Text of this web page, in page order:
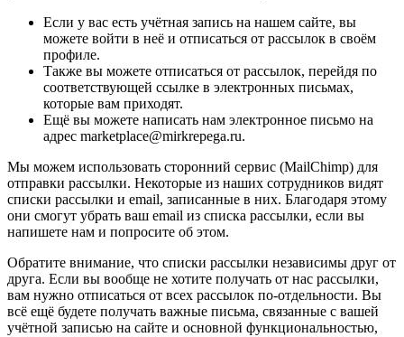
Если у вас есть учётная запись на нашем сайте, вы
можете войти в неё и отписаться от рассылок в своём
профиле.
Также вы можете отписаться от рассылок, перейдя по
соответствующей ссылке в электронных письмах,
которые вам приходят.
Ещё вы можете написать нам электронное письмо на
адрес marketplace@mirkrepega.ru.
Мы можем использовать сторонний сервис (MailChimp) для
отправки рассылки. Некоторые из наших сотрудников видят
списки рассылки и email, записанные в них. Благодаря этому
они смогут убрать ваш email из списка рассылки, если вы
напишете нам и попросите об этом.
Обратите внимание, что списки рассылки независимы друг от
друга. Если вы вообще не хотите получать от нас рассылки,
вам нужно отписаться от всех рассылок по-отдельности. Вы
всё ещё будете получать важные письма, связанные с вашей
учётной записью на сайте и основной функциональностью,